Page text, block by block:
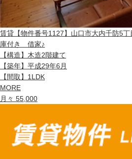
賃貸 【物件番号1127】山口市大内千防5
庫付き 借家♪
【構造】 木造2階建て
【築年】 平成29年6月
【間取】 1LDK
MORE
月々 55,000